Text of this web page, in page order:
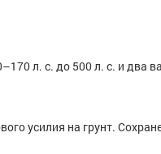
л. с. до 500 л. с. и два
усилия на грунт.